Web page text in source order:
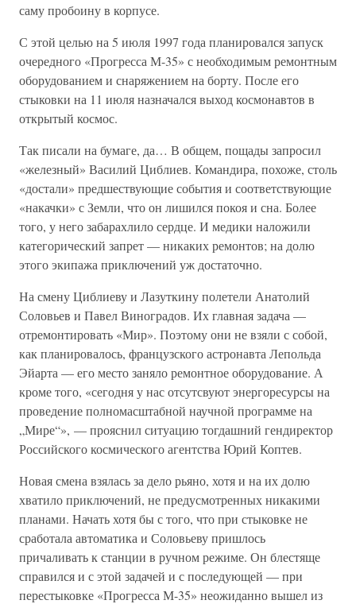
саму пробоину в корпусе.
С этой целью на 5 июля 1997 года планировался запуск
очередного «Прогресса М-35» с необходимым ремонтным
оборудованием и снаряжением на борту. После его
стыковки на 11 июля назначался выход космонавтов в
открытый космос.
Так писали на бумаге, да… В общем, пощады запросил
«железный» Василий Циблиев. Командира, похоже, столь
«достали» предшествующие события и соответствующие
«накачки» с Земли, что он лишился покоя и сна. Более
того, у него забарахлило сердце. И медики наложили
категорический запрет — никаких ремонтов; на долю
этого экипажа приключений уж достаточно.
На смену Циблиеву и Лазуткину полетели Анатолий
Соловьев и Павел Виноградов. Их главная задача —
отремонтировать «Мир». Поэтому они не взяли с собой,
как планировалось, французского астронавта Лепольда
Эйарта — его место заняло ремонтное оборудование. А
кроме того, «сегодня у нас отсутсвуют энергоресурсы на
проведение полномасштабной научной программе на
„Мире“», — прояснил ситуацию тогдашний гендиректор
Российского космического агентства Юрий Коптев.
Новая смена взялась за дело рьяно, хотя и на их долю
хватило приключений, не предусмотренных никакими
планами. Начать хотя бы с того, что при стыковке не
сработала автоматика и Соловьеву пришлось
причаливать к станции в ручном режиме. Он блестяще
справился и с этой задачей и с последующей — при
перестыковке «Прогресса М-35» неожиданно вышел из